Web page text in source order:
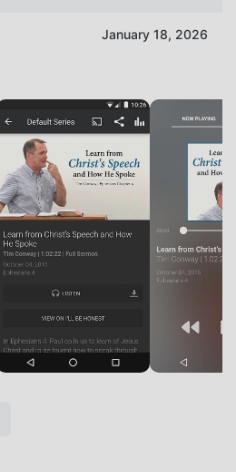
January 18, 2026